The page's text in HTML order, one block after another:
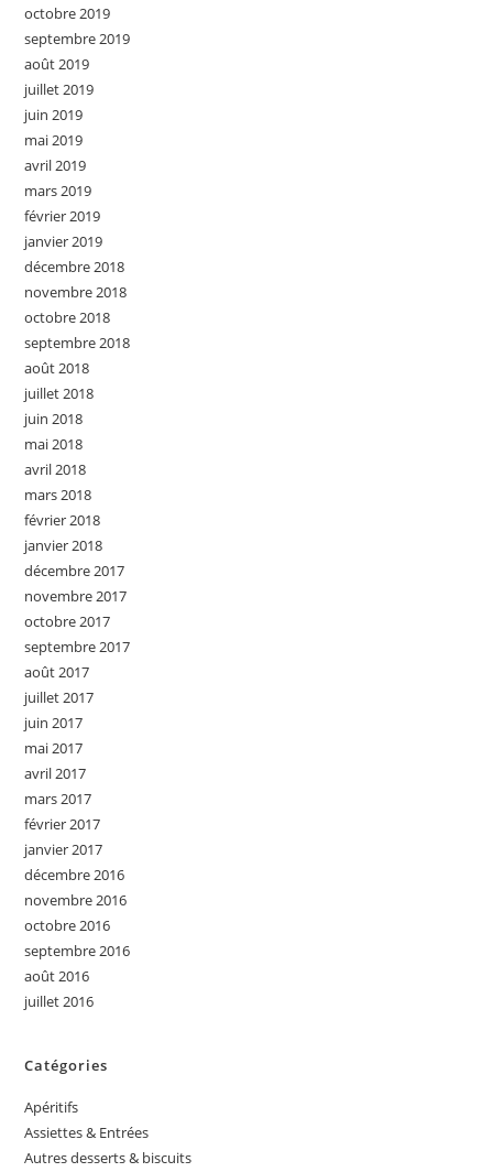
octobre 2019
septembre 2019
août 2019
juillet 2019
juin 2019
mai 2019
avril 2019
mars 2019
février 2019
janvier 2019
décembre 2018
novembre 2018
octobre 2018
septembre 2018
août 2018
juillet 2018
juin 2018
mai 2018
avril 2018
mars 2018
février 2018
janvier 2018
décembre 2017
novembre 2017
octobre 2017
septembre 2017
août 2017
juillet 2017
juin 2017
mai 2017
avril 2017
mars 2017
février 2017
janvier 2017
décembre 2016
novembre 2016
octobre 2016
septembre 2016
août 2016
juillet 2016
Catégories
Apéritifs
Assiettes & Entrées
Autres desserts & biscuits